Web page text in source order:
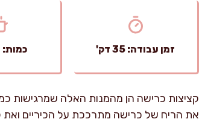
זמן עבודה: 35 דק' כמות: 6 מנות
קציצות כרישה הן מהמנות האלה שמרגישות
את הריח של כרישה מתרככת על הכיריים